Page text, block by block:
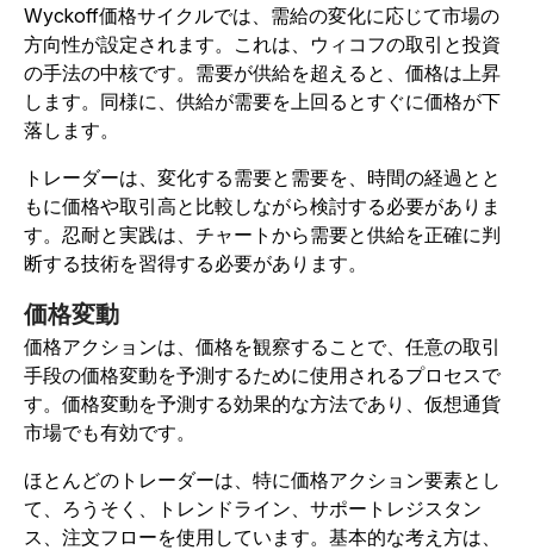
Wyckoff価格サイクルでは、需給の変化に応じて市場の
方向性が設定されます。これは、ウィコフの取引と投資
の手法の中核です。需要が供給を超えると、価格は上昇
します。同様に、供給が需要を上回るとすぐに価格が下
落します。
トレーダーは、変化する需要と需要を、時間の経過とと
もに価格や取引高と比較しながら検討する必要がありま
す。忍耐と実践は、チャートから需要と供給を正確に判
断する技術を習得する必要があります。
価格変動
価格アクションは、価格を観察することで、任意の取引
手段の価格変動を予測するために使用されるプロセスで
す。価格変動を予測する効果的な方法であり、仮想通貨
市場でも有効です。
ほとんどのトレーダーは、特に価格アクション要素とし
て、ろうそく、トレンドライン、サポートレジスタン
ス、注文フローを使用しています。基本的な考え方は、